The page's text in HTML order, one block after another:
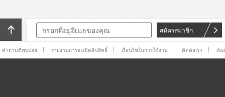
สมัครสมาชิก
คำถามที่พบบ่อย รายงานการละเมิดลิขสิทธิ์ เงื่อนไขในการใช้งาน ติดต่อเรา ห้อ